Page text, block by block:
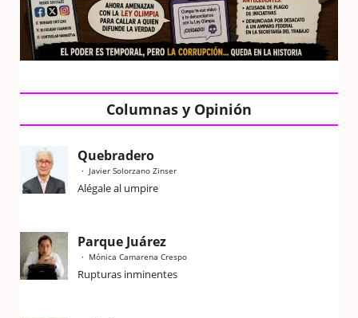
Columnas y Opinión
Quebradero
Javier Solorzano Zinser
Alégale al umpire
Parque Juárez
Mónica Camarena Crespo
Rupturas inminentes